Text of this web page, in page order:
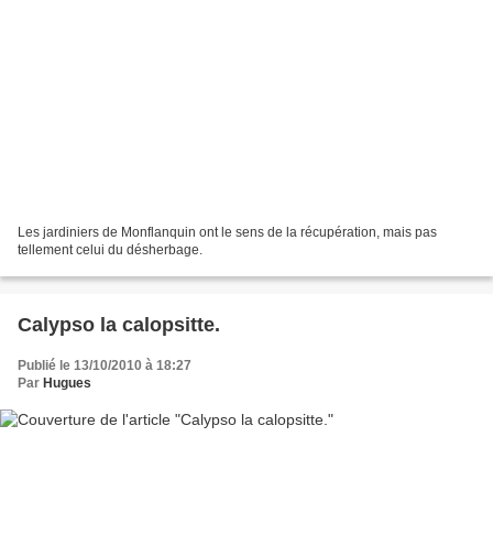
Les jardiniers de Monflanquin ont le sens de la récupération, mais pas
tellement celui du désherbage.
Calypso la calopsitte.
Publié le 13/10/2010 à 18:27
Par Hugues